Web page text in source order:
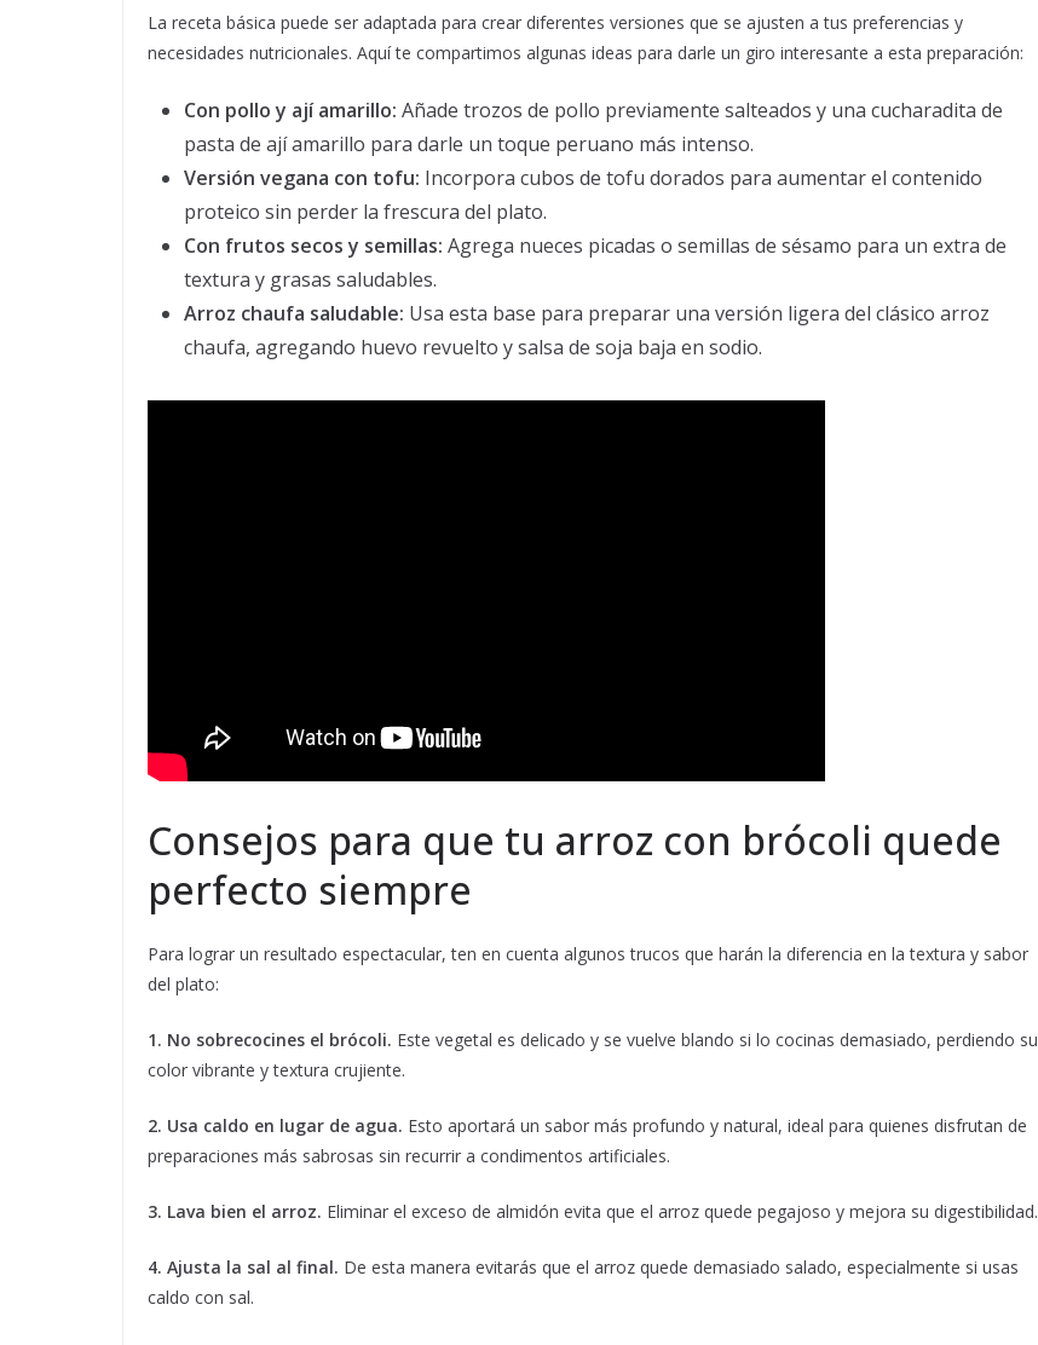
La receta básica puede ser adaptada para crear diferentes versiones que se ajusten a tus preferencias y
necesidades nutricionales. Aquí te compartimos algunas ideas para darle un giro interesante a esta preparación:
Con pollo y ají amarillo: Añade trozos de pollo previamente salteados y una cucharadita de
pasta de ají amarillo para darle un toque peruano más intenso.
Versión vegana con tofu: Incorpora cubos de tofu dorados para aumentar el contenido
proteico sin perder la frescura del plato.
Con frutos secos y semillas: Agrega nueces picadas o semillas de sésamo para un extra de
textura y grasas saludables.
Arroz chaufa saludable: Usa esta base para preparar una versión ligera del clásico arroz
chaufa, agregando huevo revuelto y salsa de soja baja en sodio.
Consejos para que tu arroz con brócoli quede
perfecto siempre
Para lograr un resultado espectacular, ten en cuenta algunos trucos que harán la diferencia en la textura y sabor
del plato:
1. No sobrecocines el brócoli. Este vegetal es delicado y se vuelve blando si lo cocinas demasiado, perdiendo su
color vibrante y textura crujiente.
2. Usa caldo en lugar de agua. Esto aportará un sabor más profundo y natural, ideal para quienes disfrutan de
preparaciones más sabrosas sin recurrir a condimentos artificiales.
3. Lava bien el arroz. Eliminar el exceso de almidón evita que el arroz quede pegajoso y mejora su digestibilidad.
4. Ajusta la sal al final. De esta manera evitarás que el arroz quede demasiado salado, especialmente si usas
caldo con sal.